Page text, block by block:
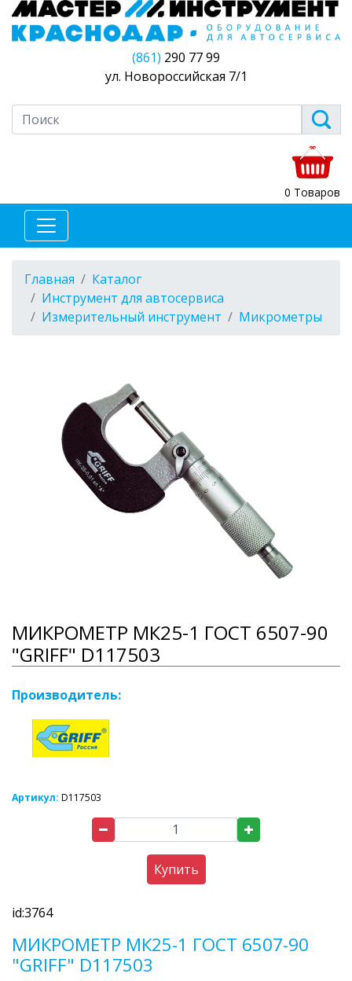
(861) 290 77 99
ул. Новороссийская 7/1
0 Товаров
Главная
Каталог
Инструмент для автосервиса
Измерительный инструмент
Микрометры
МИКРОМЕТР МК25-1 ГОСТ 6507-90
"GRIFF" D117503
Производитель:
Артикул: D117503
Купить
id:3764
МИКРОМЕТР МК25-1 ГОСТ 6507-90
"GRIFF" D117503